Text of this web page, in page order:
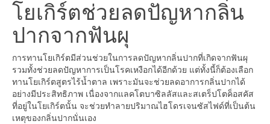
โยเกิร์ตช่วยลดปัญหากลิ่น
ปากจากฟันผุ
การทานโยเกิร์ตมีส่วนช่วยในการลดปัญหากลิ่นปากที่เกิดจากฟันผุ
รวมทั้งช่วยลดปัญหาการเป็นโรคเหงือกได้อีกด้วย แต่ทั้งนี้ก็ต้องเลือก
ทานโยเกิร์ตสูตรไร้น้ำตาล เพราะมันจะช่วยลดอาการกลิ่นปากได้
อย่างมีประสิทธิภาพ เนื่องจากแลคโตบาซิลลัสและสเตร็ปโตค็อสคัส
ที่อยู่ในโยเกิร์ตนั้น จะช่วยทำลายปริมาณไฮโดรเจนซัสไฟด์ที่เป็นต้น
เหตุของกลิ่นปากนั่นเอง